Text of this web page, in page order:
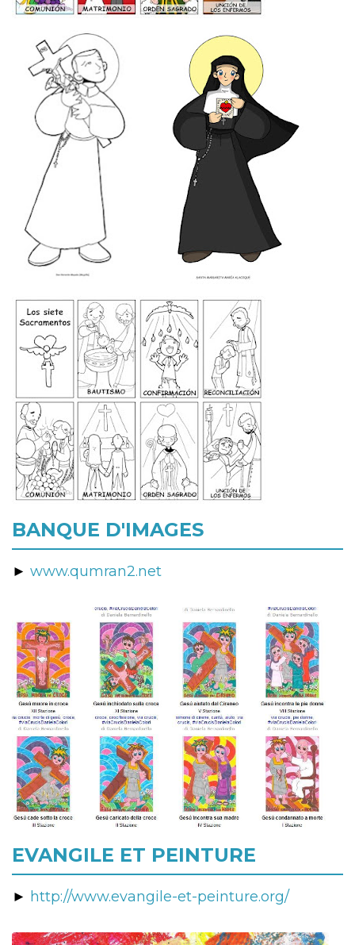
BANQUE D'IMAGES
► www.qumran2.net
EVANGILE ET PEINTURE
► http://www.evangile-et-peinture.org/